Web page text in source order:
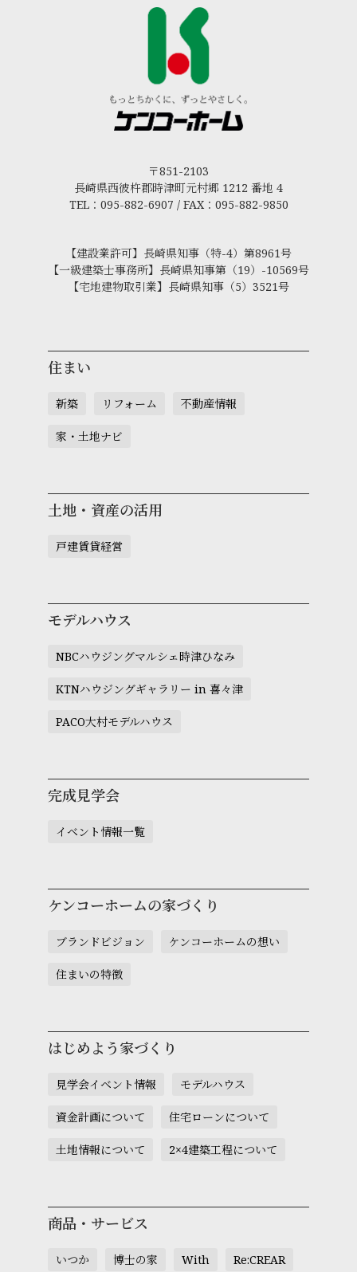
〒851-2103
長崎県西彼杵郡時津町元村郷 1212 番地 4
TEL：095-882-6907 / FAX：095-882-9850
【建設業許可】長崎県知事（特-4）第8961号
【一級建築士事務所】長崎県知事第（19）-10569号
【宅地建物取引業】長崎県知事（5）3521号
住まい
新築 リフォーム 不動産情報
家・土地ナビ
土地・資産の活用
戸建賃貸経営
モデルハウス
NBCハウジングマルシェ時津ひなみ
KTNハウジングギャラリー in 喜々津
PACO大村モデルハウス
完成見学会
イベント情報一覧
ケンコーホームの家づくり
ブランドビジョン ケンコーホームの想い
住まいの特徴
はじめよう家づくり
見学会イベント情報 モデルハウス
資金計画について 住宅ローンについて
土地情報について 2×4建築工程について
商品・サービス
いつか 博士の家 With Re:CREAR